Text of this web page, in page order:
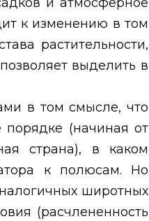
к изменению в том
растительности,
выделить в
в том смысле, что
(начиная от
страна), в каком
к полюсам. Но
широтных
(расчлененность